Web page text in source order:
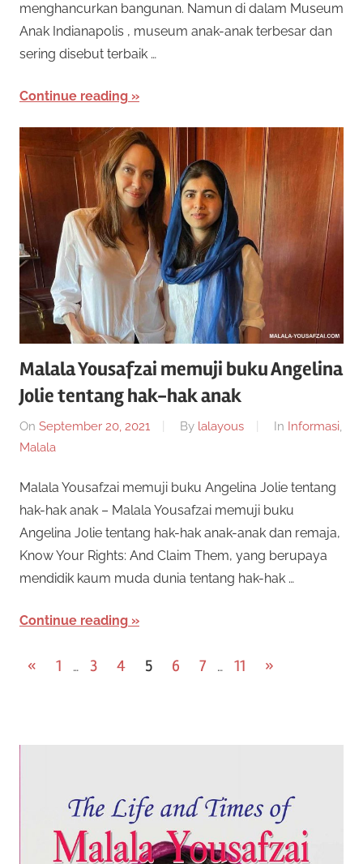
menghancurkan bangunan. Namun di dalam Museum
Anak Indianapolis , museum anak-anak terbesar dan
sering disebut terbaik …
Continue reading
Malala Yousafzai memuji buku Angelina
Jolie tentang hak-hak anak
On September 20, 2021 By lalayous In Informasi,
Malala
Malala Yousafzai memuji buku Angelina Jolie tentang
hak-hak anak – Malala Yousafzai memuji buku
Angelina Jolie tentang hak-hak anak-anak dan remaja,
Know Your Rights: And Claim Them, yang berupaya
mendidik kaum muda dunia tentang hak-hak …
Continue reading
Posts
« Previous
1 … 3 4 5 6 7 … 11
Next
»